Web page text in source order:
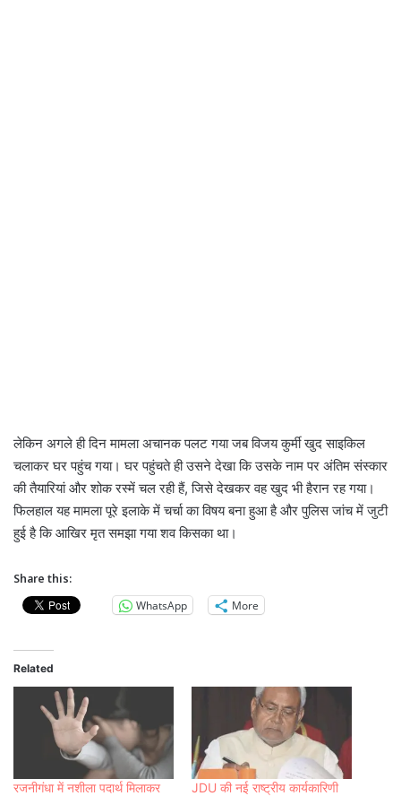
लेकिन अगले ही दिन मामला अचानक पलट गया जब विजय कुर्मी खुद साइकिल
चलाकर घर पहुंच गया। घर पहुंचते ही उसने देखा कि उसके नाम पर अंतिम संस्कार
की तैयारियां और शोक रस्में चल रही हैं, जिसे देखकर वह खुद भी हैरान रह गया।
फिलहाल यह मामला पूरे इलाके में चर्चा का विषय बना हुआ है और पुलिस जांच में जुटी
हुई है कि आखिर मृत समझा गया शव किसका था।
Share this:
WhatsApp
More
Related
रजनीगंधा में नशीला पदार्थ मिलाकर
JDU की नई राष्ट्रीय कार्यकारिणी